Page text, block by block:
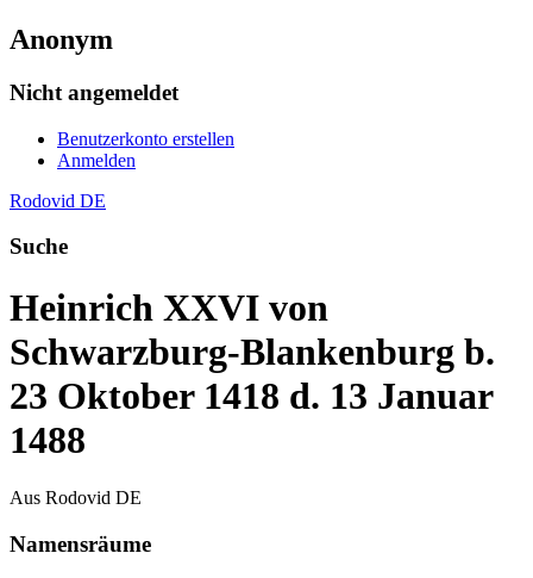
Anonym
Nicht angemeldet
Benutzerkonto erstellen
Anmelden
Rodovid DE
Suche
Heinrich XXVI von
Schwarzburg-Blankenburg b.
23 Oktober 1418 d. 13 Januar
1488
Aus Rodovid DE
Namensräume